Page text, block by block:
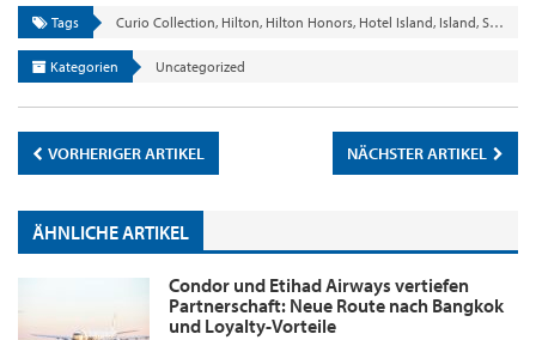
Tags Curio Collection, Hilton, Hilton Honors, Hotel Island, Island, Skáld Akureyri
Kategorien Uncategorized
VORHERIGER ARTIKEL NÄCHSTER ARTIKEL
ÄHNLICHE ARTIKEL
Condor und Etihad Airways vertiefen
Partnerschaft: Neue Route nach Bangkok
und Loyalty-Vorteile